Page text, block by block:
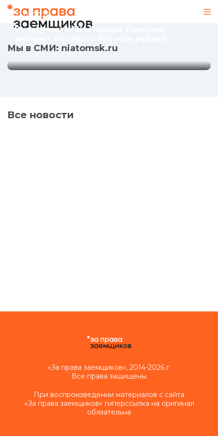
Мы в СМИ: niatomsk.ru
Источник: niatomsk.ru
21.01.2020
Вкладчики КПК «Первый Томский»
Все новости
«За права заемщиков», 2014-2026 г.
Все права защищены
При воспроизведении материалов с сайта
«За права заемщиков» гиперссылка на оригинал
обязательна